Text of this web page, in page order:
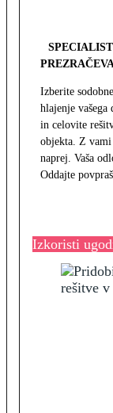
Izberite
hlajenje vašega
in celovite
objekta. Z vami
naprej. Vaša
Oddajte
Izkoristi